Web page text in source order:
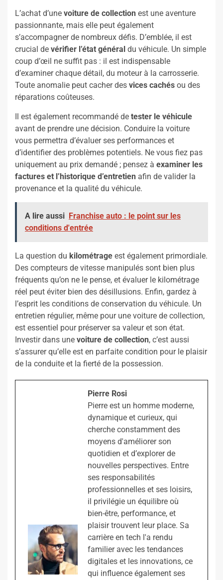
L’achat d’une voiture de collection est une aventure
passionnante, mais elle peut également
s’accompagner de nombreux défis. D’emblée, il est
crucial de vérifier l’état général du véhicule. Un simple
coup d’œil ne suffit pas : il est indispensable
d’examiner chaque détail, du moteur à la carrosserie.
Toute anomalie peut cacher des vices cachés ou des
réparations coûteuses.
Il est également recommandé de tester le véhicule
avant de prendre une décision. Conduire la voiture
vous permettra d’évaluer ses performances et
d’identifier des problèmes potentiels. Ne vous fiez pas
uniquement au prix demandé ; pensez à examiner les
factures et l’historique d’entretien afin de valider la
provenance et la qualité du véhicule.
A lire aussi Franchise auto : le point sur les
conditions d'entrée
La question du kilométrage est également primordiale.
Des compteurs de vitesse manipulés sont bien plus
fréquents qu’on ne le pense, et évaluer le kilométrage
réel peut éviter bien des désillusions. Enfin, gardez à
l’esprit les conditions de conservation du véhicule. Un
entretien régulier, même pour une voiture de collection,
est essentiel pour préserver sa valeur et son état.
Investir dans une voiture de collection, c’est aussi
s’assurer qu’elle est en parfaite condition pour le plaisir
de la conduite et la fierté de la possession.
Pierre Rosi
Pierre est un homme moderne,
dynamique et curieux, qui
cherche constamment des
moyens d'améliorer son
quotidien et d’explorer de
nouvelles perspectives. Entre
ses responsabilités
professionnelles et ses loisirs,
il privilégie un équilibre où
bien-être, performance, et
plaisir trouvent leur place. Sa
carrière en tech l'a rendu
familier avec les tendances
digitales et les innovations, ce
qui influence également ses